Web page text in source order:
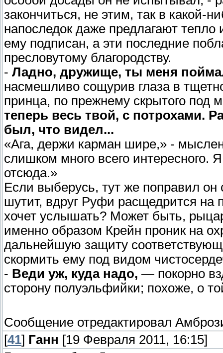
закончиться, не этим, так в какой-
напоследок даже предлагают тепло
ему подписан, а эти последние
пресловутому благородству.
- Ладно, дружище, ты меня
насмешливо сощурив глаза в
принца, по прежнему скрытого под
теперь весь твой, с потрохами.
был, что видел...
«Ага, держи карман шире,» -
слишком много всего интересного.
отсюда.»
Если выберусь, тут же поправил
шутит, вдруг Руфи расщедрится на
хочет услышать? Может быть,
именно образом Крейн проник на
дальнейшую защиту
скормить ему под видом
- Веди уж, куда надо, — покорно
сторону полуэльфийки; похоже, о
Сообщение отредактировал
[41] Ганн [19 Февраля 2011, 16:15]